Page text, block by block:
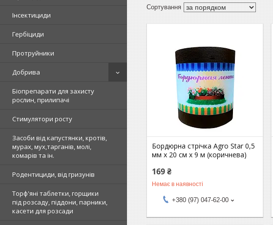
Інсектициди
Гербіциди
Протруйники
Добрива
Біопрепарати для захисту
рослин, прилипачі
Стимулятори росту
Засоби від капустянки, кротів,
мурах, мух,тарганів, молі,
комарів та ін.
Родентициди, від гризунів
Торф'яні таблетки, горщики
під розсаду, піддони, парники,
касети для розсади
Бордюрна стрічка Agro Star 0,5
мм х 20 см х 9 м (коричнева)
169 ₴
Немає в наявності
+380 (97) 047-62-00